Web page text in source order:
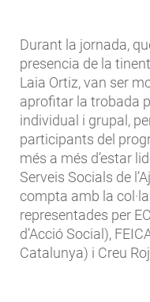
Durant la jornada,
presencia de la
Laia Ortiz, van ser
aprofitar la trobada
individual i grupal,
participants del
més a més d’estar
Serveis Socials de
compta amb la
representades per
d’Acció Social),
Catalunya) i Creu